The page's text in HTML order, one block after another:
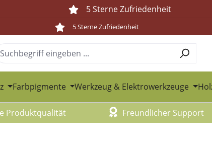
5 Sterne Zufriedenheit
5 Sterne Zufriedenheit
Farbpigmente Werkzeug & Elektrowerkzeuge
Produktqualität Freundlicher Support